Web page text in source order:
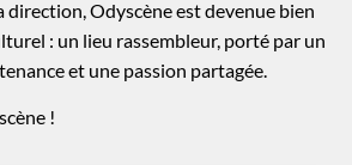
direction, Odyscène est devenue bien
: un lieu rassembleur, porté par un
et une passion partagée.
!